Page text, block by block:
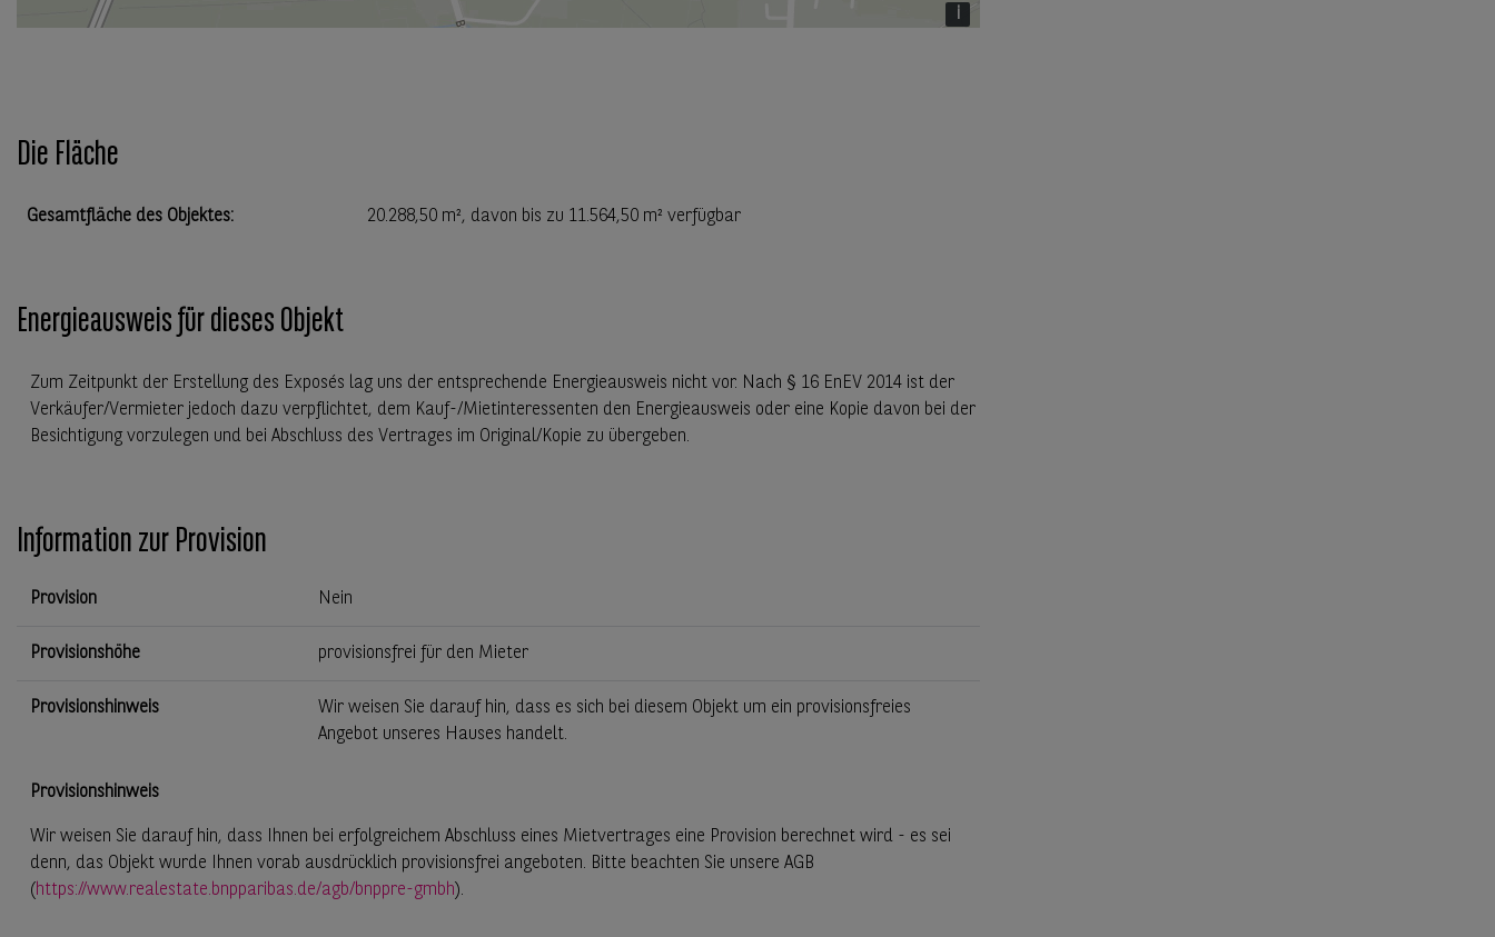
i
Die Fläche
Gesamtfläche des Objektes: 20.288,50 m², davon bis zu 11.564,50 m² verfügbar
Energieausweis für dieses Objekt
Zum Zeitpunkt der Erstellung des Exposés lag uns der entsprechende Energieausweis nicht vor. Nach § 16 EnEV 2014 ist der
Verkäufer/Vermieter jedoch dazu verpflichtet, dem Kauf-/Mietinteressenten den Energieausweis oder eine Kopie davon bei der
Besichtigung vorzulegen und bei Abschluss des Vertrages im Original/Kopie zu übergeben.
Information zur Provision
Provision Nein
Provisionshöhe provisionsfrei für den Mieter
Provisionshinweis
Wir weisen Sie darauf hin, dass es sich bei diesem Objekt um ein provisionsfreies
Angebot unseres Hauses handelt.
Provisionshinweis
Wir weisen Sie darauf hin, dass Ihnen bei erfolgreichem Abschluss eines Mietvertrages eine Provision berechnet wird - es sei
denn, das Objekt wurde Ihnen vorab ausdrücklich provisionsfrei angeboten. Bitte beachten Sie unsere AGB
(https://www.realestate.bnpparibas.de/agb/bnppre-gmbh).